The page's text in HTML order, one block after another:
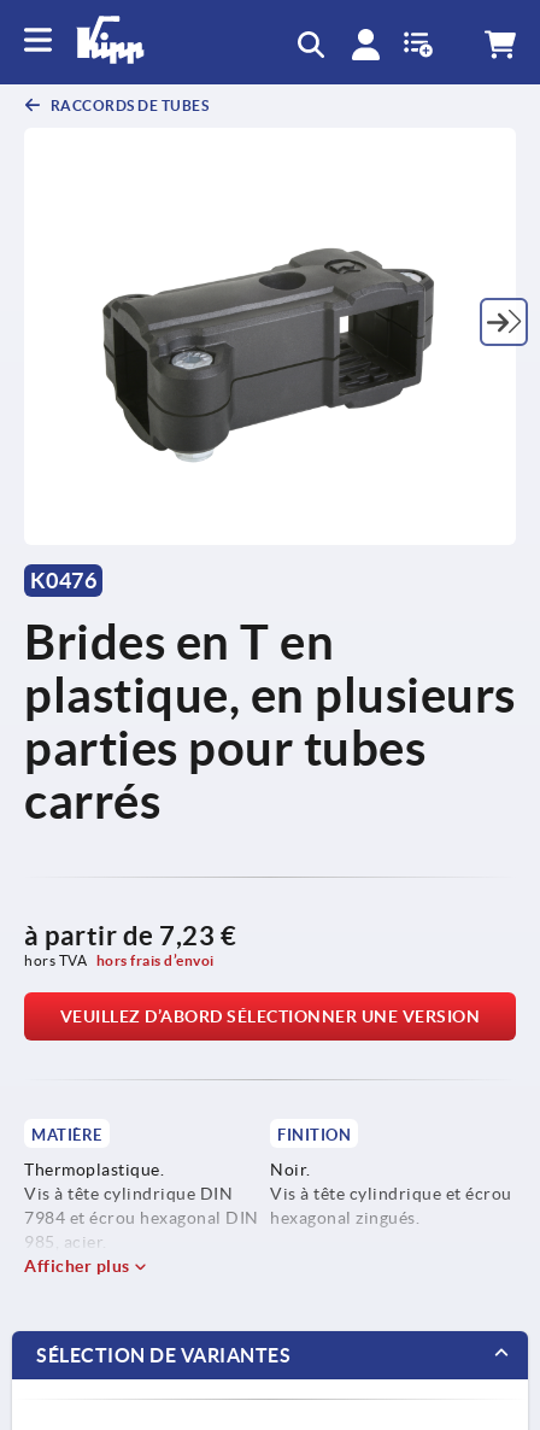
RACCORDS DE TUBES
K0476
Brides en T en
plastique, en plusieurs
parties pour tubes
carrés
à partir de 7,23 €
hors TVA hors frais d’envoi
VEUILLEZ D’ABORD SÉLECTIONNER UNE VERSION
MATIÈRE
Thermoplastique.
Vis à tête cylindrique DIN
7984 et écrou hexagonal DIN
985, acier.
FINITION
Noir.
Vis à tête cylindrique et écrou
hexagonal zingués.
Afficher plus
SÉLECTION DE VARIANTES